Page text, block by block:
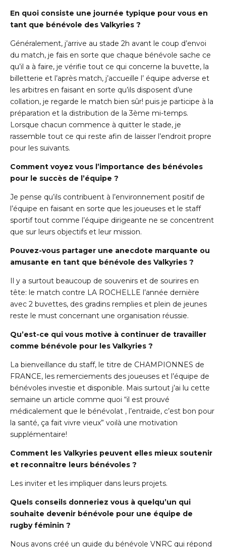
En quoi consiste une journée typique pour vous en
tant que bénévole des Valkyries ?
Généralement, j’arrive au stade 2h avant le coup d’envoi
du match, je fais en sorte que chaque bénévole sache ce
qu’il a à faire, je vérifie tout ce qui concerne la buvette, la
billetterie et l’après match, j’accueille l’ équipe adverse et
les arbitres en faisant en sorte qu’ils disposent d’une
collation, je regarde le match bien sûr! puis je participe à la
préparation et la distribution de la 3ème mi-temps.
Lorsque chacun commence à quitter le stade, je
rassemble tout ce qui reste afin de laisser l’endroit propre
pour les suivants.
Comment voyez vous l’importance des bénévoles
pour le succès de l’équipe ?
Je pense qu’ils contribuent à l’environnement positif de
l’équipe en faisant en sorte que les joueuses et le staff
sportif tout comme l’équipe dirigeante ne se concentrent
que sur leurs objectifs et leur mission.
Pouvez-vous partager une anecdote marquante ou
amusante en tant que bénévole des Valkyries ?
Il y a surtout beaucoup de souvenirs et de sourires en
tête: le match contre LA ROCHELLE l’année dernière
avec 2 buvettes, des gradins remplies et plein de jeunes
reste le must concernant une organisation réussie.
Qu’est-ce qui vous motive à continuer de travailler
comme bénévole pour les Valkyries ?
La bienveillance du staff, le titre de CHAMPIONNES de
FRANCE, les remerciements des joueuses et l’équipe de
bénévoles investie et disponible. Mais surtout j’ai lu cette
semaine un article comme quoi “il est prouvé
médicalement que le bénévolat , l’entraide, c’est bon pour
la santé, ça fait vivre vieux” voilà une motivation
supplémentaire!
Comment les Valkyries peuvent elles mieux soutenir
et reconnaître leurs bénévoles ?
Les inviter et les impliquer dans leurs projets.
Quels conseils donneriez vous à quelqu’un qui
souhaite devenir bénévole pour une équipe de
rugby féminin ?
Nous avons créé un guide du bénévole VNRC qui répond